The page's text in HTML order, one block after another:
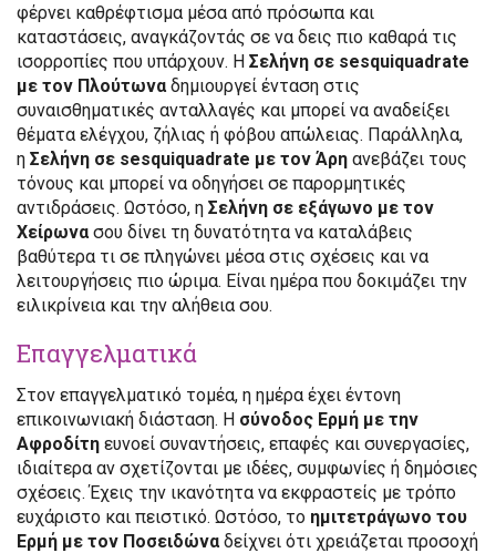
φέρνει καθρέφτισμα μέσα από πρόσωπα και
καταστάσεις, αναγκάζοντάς σε να δεις πιο καθαρά τις
ισορροπίες που υπάρχουν. Η Σελήνη σε sesquiquadrate
με τον Πλούτωναδημιουργεί ένταση στις
συναισθηματικές ανταλλαγές και μπορεί να αναδείξει
θέματα ελέγχου, ζήλιας ή φόβου απώλειας. Παράλληλα,
η Σελήνη σε sesquiquadrate με τον Άρη ανεβάζει τους
τόνους και μπορεί να οδηγήσει σε παρορμητικές
αντιδράσεις. Ωστόσο, η Σελήνη σε εξάγωνο με τον
Χείρωνασου δίνει τη δυνατότητα να καταλάβεις
βαθύτερα τι σε πληγώνει μέσα στις σχέσεις και να
λειτουργήσεις πιο ώριμα. Είναι ημέρα που δοκιμάζει την
ειλικρίνεια και την αλήθεια σου.
Επαγγελματικά
Στον επαγγελματικό τομέα, η ημέρα έχει έντονη
επικοινωνιακή διάσταση. Η σύνοδος Ερμή με την
Αφροδίτη ευνοεί συναντήσεις, επαφές και συνεργασίες,
ιδιαίτερα αν σχετίζονται με ιδέες, συμφωνίες ή δημόσιες
σχέσεις. Έχεις την ικανότητα να εκφραστείς με τρόπο
ευχάριστο και πειστικό. Ωστόσο, το ημιτετράγωνο του
Ερμή με τον Ποσειδώναδείχνει ότι χρειάζεται προσοχή